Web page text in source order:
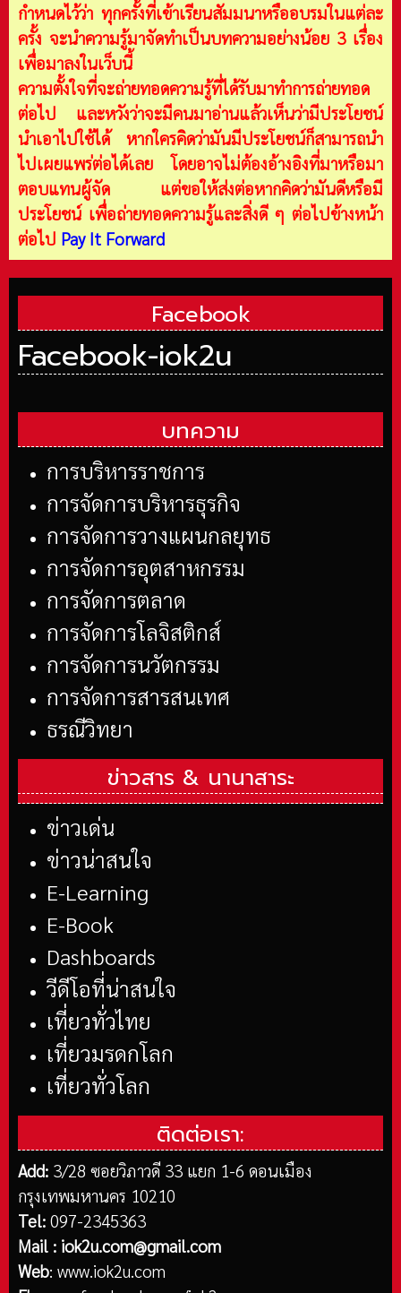
กำหนดไว้ว่า ทุกครั้งที่เข้าเรียนสัมมนาหรืออบรมในแต่ละ
ครั้ง จะนำความรู้มาจัดทำเป็นบทความอย่างน้อย 3 เรื่อง
เพื่อมาลงในเว็บนี้
ความตั้งใจที่จะถ่ายทอดความรู้ที่ได้รับมาทำการถ่ายทอด
ต่อไป และหวังว่าจะมีคนมาอ่านแล้วเห็นว่ามีประโยชน์
นำเอาไปใช้ได้ หากใครคิดว่ามันมีประโยชน์ก็สามารถนำ
ไปเผยแพร่ต่อได้เลย โดยอาจไม่ต้องอ้างอิงที่มาหรือมา
ตอบแทนผู้จัด แต่ขอให้ส่งต่อหากคิดว่ามันดีหรือมี
ประโยชน์ เพื่อถ่ายทอดความรู้และสิ่งดี ๆ ต่อไปข้างหน้า
ต่อไป Pay It Forward
Facebook
Facebook-iok2u
บทความ
การบริหารราชการ
การจัดการบริหารธุรกิจ
การจัดการวางแผนกลยุทธ
การจัดการอุตสาหกรรม
การจัดการตลาด
การจัดการโลจิสติกส์
การจัดการนวัตกรรม
การจัดการสารสนเทศ
ธรณีวิทยา
ข่าวสาร & นานาสาระ
ข่าวเด่น
ข่าวน่าสนใจ
E-Learning
E-Book
Dashboards
วีดีโอที่น่าสนใจ
เที่ยวทั่วไทย
เที่ยวมรดกโลก
เที่ยวทั่วโลก
ติดต่อเรา:
Add: 3/28 ซอยวิภาวดี 33 แยก 1-6 ดอนเมือง
กรุงเทพมหานคร 10210
Tel: 097-2345363
Mail : iok2u.com@gmail.com
Web: www.iok2u.com